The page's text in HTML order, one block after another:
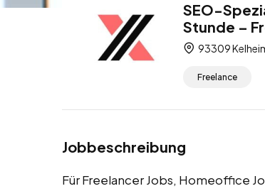
SEO-
Stunde –
93309
Freelance
Jobbeschreibung
Für Freelancer Jobs, Homeoffice